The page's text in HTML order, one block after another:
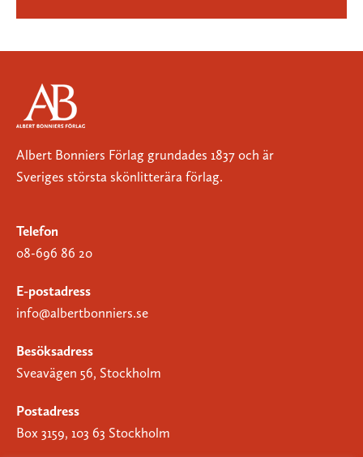
Albert Bonniers Förlag grundades 1837 och är
Sveriges största skönlitterära förlag.
Telefon
08-696 86 20
E-postadress
info@albertbonniers.se
Besöksadress
Sveavägen 56, Stockholm
Postadress
Box 3159, 103 63 Stockholm